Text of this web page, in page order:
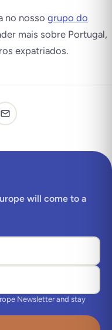
no nosso grupo do
mais sobre Portugal,
expatriados.
will come to a
Newsletter and stay